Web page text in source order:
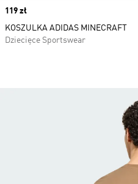
Price
119 zł
KOSZULKA ADIDAS MINECRAFT
Dziecięce Sportswear